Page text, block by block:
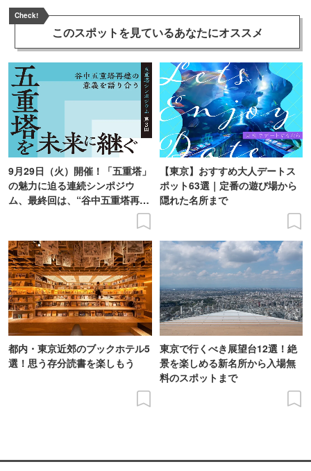
Check!
このスポットを見ているあなたにオススメ
9月29日（火）開催！「五重塔」
の魅力に迫る連続シンポジウ
ム、最終回は、“谷中五重塔再建
【東京】おすすめ大人デートス
ポット63選｜定番の遊び場から
隠れた名所まで
都内・東京近郊のブックホテル5
選！思う存分読書を楽しもう
東京で行くべき展望台12選！絶
景を楽しめる新名所から入場無
料のスポットまで